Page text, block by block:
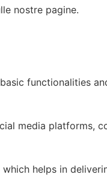
nostre pagine.
functionalities
media platforms,
helps in